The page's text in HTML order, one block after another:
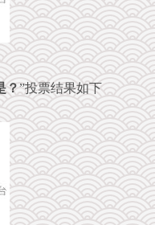
？”投票结果如下